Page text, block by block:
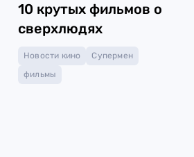
10 крутых фильмов о
сверхлюдях
Новости кино
Супермен
фильмы